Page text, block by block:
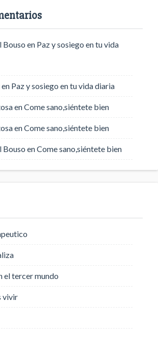
Bouso en Paz y sosiego en tu vida
en Paz y sosiego en tu vida diaria
enCome sano,siéntete bien
enCome sano,siéntete bien
Bouso enCome sano,siéntete bien
el tercer mundo
vivir